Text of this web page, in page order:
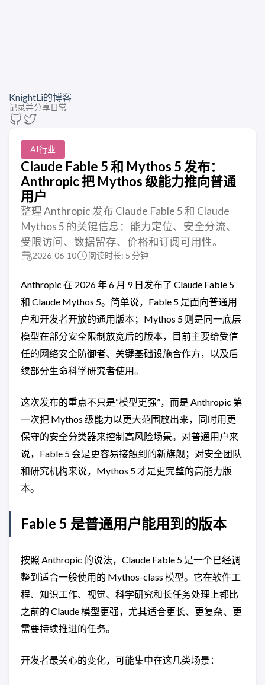
KnightLi的博客
记录并分享日常
AI行业
Claude Fable 5 和 Mythos 5 发布：
Anthropic 把 Mythos 级能力推向普通
用户
整理 Anthropic 发布 Claude Fable 5 和 Claude
Mythos 5 的关键信息：能力定位、安全分流、
受限访问、数据留存、价格和订阅可用性。
2026-06-10 阅读时长: 5 分钟
Anthropic 在 2026 年 6 月 9 日发布了 Claude Fable 5
和 Claude Mythos 5。简单说，Fable 5 是面向普通用
户和开发者开放的通用版本；Mythos 5 则是同一底层
模型在部分安全限制放宽后的版本，目前主要给受信
任的网络安全防御者、关键基础设施合作方，以及后
续部分生命科学研究者使用。
这次发布的重点不只是“模型更强”，而是 Anthropic 第
一次把 Mythos 级能力以更大范围放出来，同时用更
保守的安全分类器来控制高风险场景。对普通用户来
说，Fable 5 会是更容易接触到的新旗舰；对安全团队
和研究机构来说，Mythos 5 才是更完整的高能力版
本。
Fable 5 是普通用户能用到的版本
按照 Anthropic 的说法，Claude Fable 5 是一个已经调
整到适合一般使用的 Mythos-class 模型。它在软件工
程、知识工作、视觉、科学研究和长任务处理上都比
之前的 Claude 模型更强，尤其适合更长、更复杂、更
需要持续推进的任务。
开发者最关心的变化，可能集中在这几类场景：